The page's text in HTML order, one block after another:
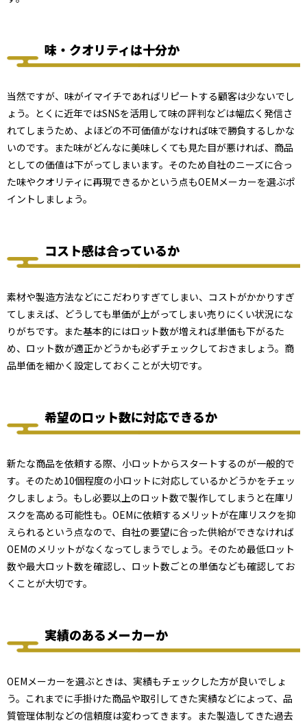
食品OEMのデメリット（委託側のデメリット）
利益率が下がる
ノウハウ流出のリスクがある
食品OEMのメリット（受託者側のメリット）
既存のブランド力を活かして事業展開できる
生産余力を有効活用し、売上を伸ばせる
味・クオリティは十分か
当然ですが、味がイマイチであればリピートする顧客は少ないでし
ょう。とくに近年ではSNSを活用して味の評判などは幅広く発信さ
れてしまうため、よほどの不可価値がなければ味で勝負するしかな
いのです。また味がどんなに美味しくても見た目が悪ければ、商品
としての価値は下がってしまいます。そのため自社のニーズに合っ
た味やクオリティに再現できるかという点もOEMメーカーを選ぶポ
イントしましょう。
コスト感は合っているか
素材や製造方法などにこだわりすぎてしまい、コストがかかりすぎ
てしまえば、どうしても単価が上がってしまい売りにくい状況にな
りがちです。また基本的にはロット数が増えれば単価も下がるた
め、ロット数が適正かどうかも必ずチェックしておきましょう。商
品単価を細かく設定しておくことが大切です。
希望のロット数に対応できるか
新たな商品を依頼する際、小ロットからスタートするのが一般的で
す。そのため10個程度の小ロットに対応しているかどうかをチェッ
クしましょう。もし必要以上のロット数で製作してしまうと在庫リ
スクを高める可能性も。OEMに依頼するメリットが在庫リスクを抑
えられるという点なので、自社の要望に合った供給ができなければ
OEMのメリットがなくなってしまうでしょう。そのため最低ロット
数や最大ロット数を確認し、ロット数ごとの単価なども確認してお
くことが大切です。
実績のあるメーカーか
OEMメーカーを選ぶときは、実績もチェックした方が良いでしょ
う。これまでに手掛けた商品や取引してきた実績などによって、品
質管理体制などの信頼度は変わってきます。また製造してきた過去